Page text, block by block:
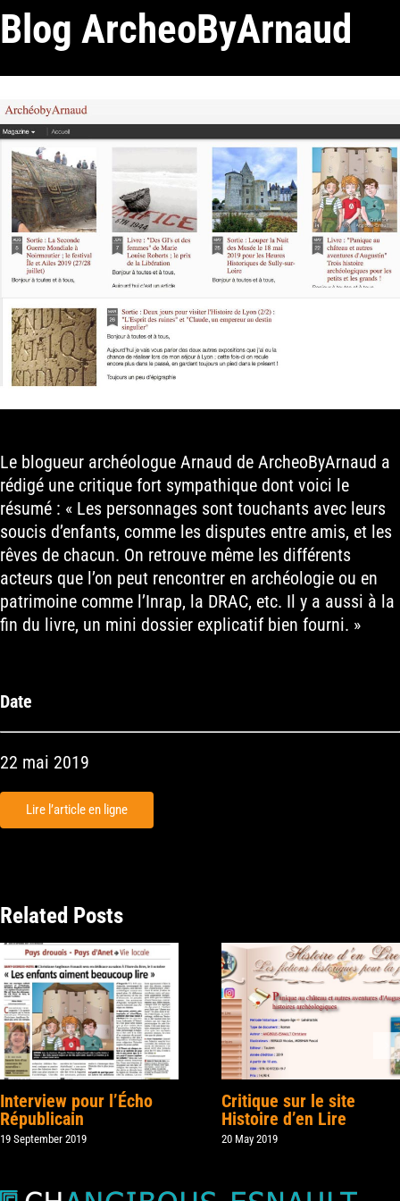
Blog ArcheoByArnaud
Le blogueur archéologue Arnaud de ArcheoByArnaud a
rédigé une critique fort sympathique dont voici le
résumé : « Les personnages sont touchants avec leurs
soucis d’enfants, comme les disputes entre amis, et les
rêves de chacun. On retrouve même les différents
acteurs que l’on peut rencontrer en archéologie ou en
patrimoine comme l’Inrap, la DRAC, etc. Il y a aussi à la
fin du livre, un mini dossier explicatif bien fourni. »
Date
22 mai 2019
Lire l’article en ligne
Related Posts
Interview pour l’Écho
Républicain
19 September 2019
Critique sur le site
Histoire d’en Lire
20 May 2019